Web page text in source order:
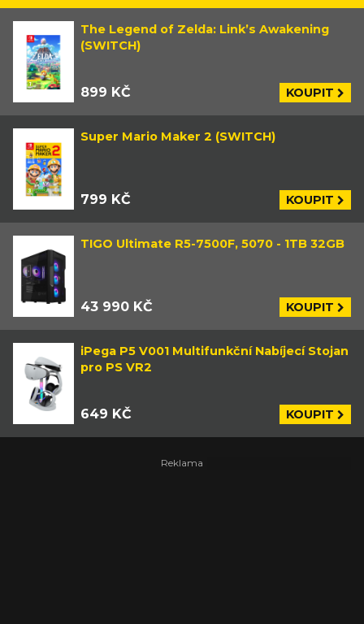
The Legend of Zelda: Link’s Awakening
(SWITCH)
899 KČ KOUPIT
Super Mario Maker 2 (SWITCH)
799 KČ KOUPIT
TIGO Ultimate R5-7500F, 5070 - 1TB 32GB
43 990 KČ KOUPIT
iPega P5 V001 Multifunkční Nabíjecí Stojan
pro PS VR2
649 KČ KOUPIT